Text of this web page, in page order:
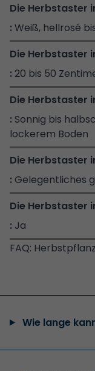
Weiß, hellrosé
20 bis 50
Sonnig bis
lockerem Boden
Gelegentliches
Ja
FAQ:
Wie lange